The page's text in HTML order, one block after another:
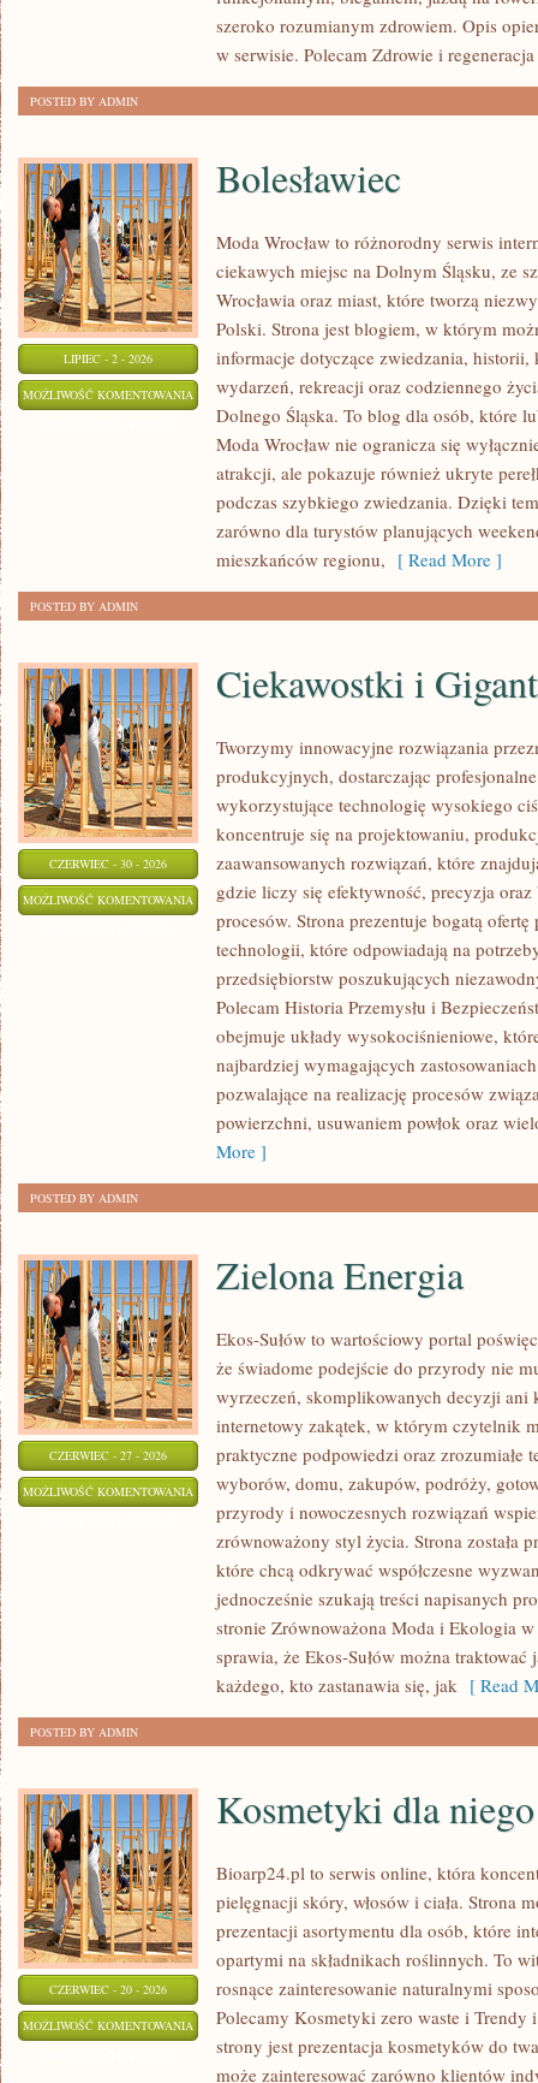
szeroko rozumianym zdrowiem. Opis
w serwisie. Polecam Zdrowie i
POSTED BY ADMIN
LIPIEC - 2 - 2026
MOŻLIWOŚĆ KOMENTOWANIA BOLESŁAWIEC
Bolesławiec
Moda Wrocław to różnorodny serwis
ciekawych miejsc na Dolnym Śląsku, ze
Wrocławia oraz miast, które tworzą
Polski. Strona jest blogiem, w którym
informacje dotyczące zwiedzania,
wydarzeń, rekreacji oraz codziennego
Dolnego Śląska. To blog dla osób, które
Moda Wrocław nie ogranicza się
atrakcji, ale pokazuje również ukryte
podczas szybkiego zwiedzania. Dzięki
zarówno dla turystów planujących
mieszkańców regionu, [ Read More ]
POSTED BY ADMIN
CZERWIEC - 30 - 2026
MOŻLIWOŚĆ KOMENTOWANIA CIEKAWOSTKI
GIGANTY
ŚWIATA
Ciekawostki i
Tworzymy innowacyjne rozwiązania
produkcyjnych, dostarczając
wykorzystujące technologię wysokiego
koncentruje się na projektowaniu,
zaawansowanych rozwiązań, które
gdzie liczy się efektywność, precyzja
procesów. Strona prezentuje bogatą ofertę
technologii, które odpowiadają na
przedsiębiorstw poszukujących
Polecam Historia Przemysłu i
obejmuje układy wysokociśnieniowe,
najbardziej wymagających
pozwalające na realizację procesów
powierzchni, usuwaniem powłok oraz
More ]
POSTED BY ADMIN
CZERWIEC - 27 - 2026
MOŻLIWOŚĆ KOMENTOWANIA ZIELONA
ENERGIA
Zielona Energia
Ekos-Sułów to wartościowy portal
że świadome podejście do przyrody nie
wyrzeczeń, skomplikowanych decyzji ani
internetowy zakątek, w którym czytelnik
praktyczne podpowiedzi oraz zrozumiałe
wyborów, domu, zakupów, podróży,
przyrody i nowoczesnych rozwiązań
zrównoważony styl życia. Strona została
które chcą odkrywać współczesne
jednocześnie szukają treści napisanych
stronie Zrównoważona Moda i Ekologia
sprawia, że Ekos-Sułów można
każdego, kto zastanawia się, jak [ Read
POSTED BY ADMIN
CZERWIEC - 20 - 2026
MOŻLIWOŚĆ KOMENTOWANIA KOSMETYKI
Kosmetyki dla niego
Bioarp24.pl to serwis online, która
pielęgnacji skóry, włosów i ciała. Strona
prezentacji asortymentu dla osób, które
opartymi na składnikach roślinnych. To
rosnące zainteresowanie naturalnymi
Polecamy Kosmetyki zero waste i Trendy
strony jest prezentacja kosmetyków do
może zainteresować zarówno klientów